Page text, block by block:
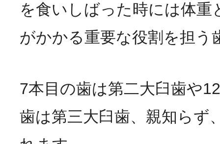
を食いしばった時には体重
がかかる重要な役割を担
7本目の歯は第二大臼歯や
歯は第三大臼歯、親知らず